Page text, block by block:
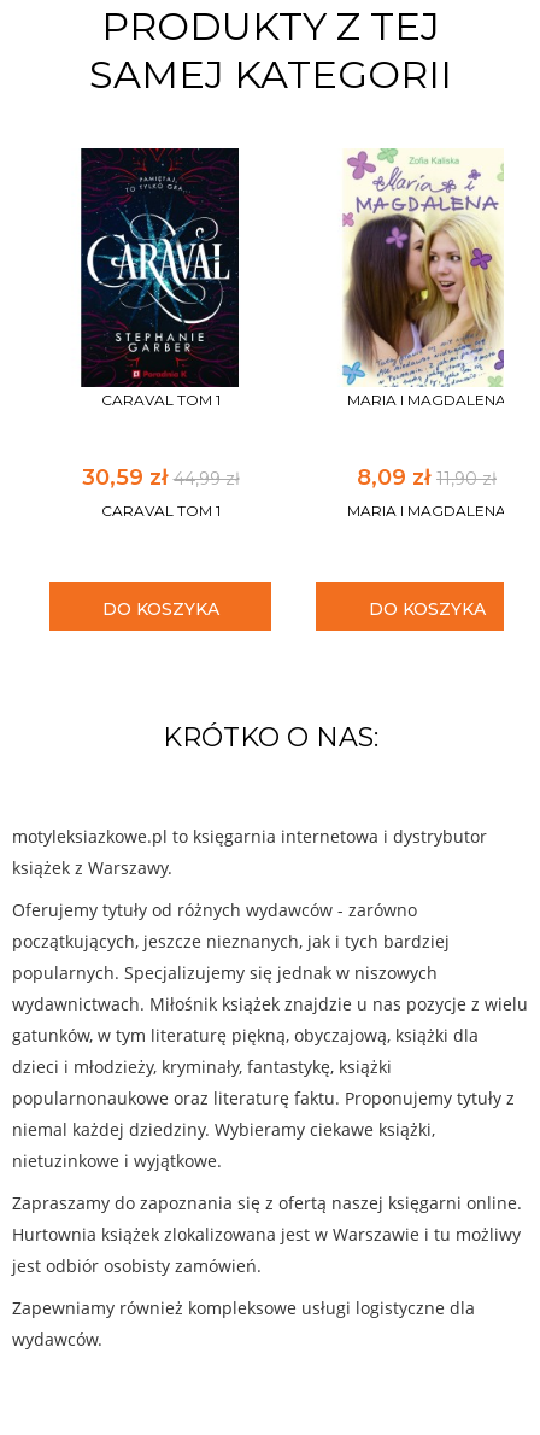
PRODUKTY Z TEJ
SAMEJ KATEGORII
CARAVAL TOM 1
30,59 zł44,99 zł
CARAVAL TOM 1
DO KOSZYKA
MARIA I MAGDALENA
8,09 zł 11,90 zł
MARIA I MAGDALENA
DO KOSZYKA
KRÓTKO O NAS:
motyleksiazkowe.pl to księgarnia internetowa i dystrybutor
książek z Warszawy.
Oferujemy tytuły od różnych wydawców - zarówno
początkujących, jeszcze nieznanych, jak i tych bardziej
popularnych. Specjalizujemy się jednak w niszowych
wydawnictwach. Miłośnik książek znajdzie u nas pozycje z wielu
gatunków, w tym literaturę piękną, obyczajową, książki dla
dzieci i młodzieży, kryminały, fantastykę, książki
popularnonaukowe oraz literaturę faktu. Proponujemy tytuły z
niemal każdej dziedziny. Wybieramy ciekawe książki,
nietuzinkowe i wyjątkowe.
Zapraszamy do zapoznania się z ofertą naszej księgarni online.
Hurtownia książek zlokalizowana jest w Warszawie i tu możliwy
jest odbiór osobisty zamówień.
Zapewniamy również kompleksowe usługi logistyczne dla
wydawców.